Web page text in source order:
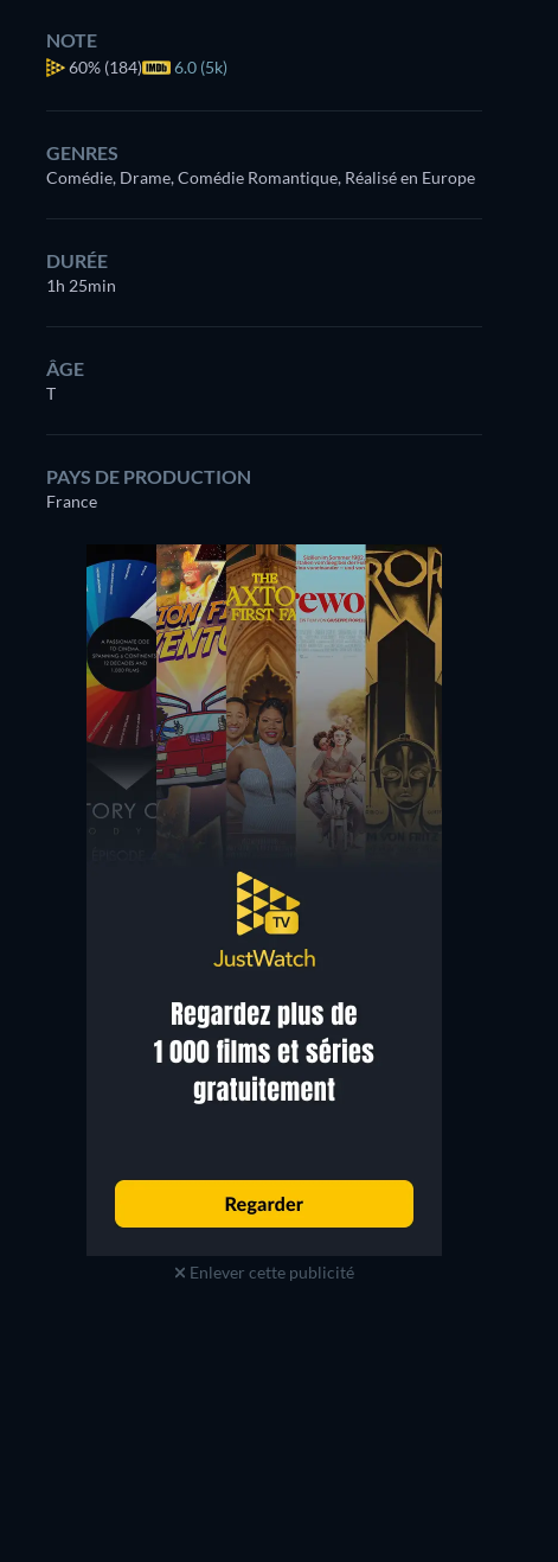
NOTE
60% (184) 6.0 (5k)
GENRES
Comédie, Drame, Comédie Romantique, Réalisé en Europe
DURÉE
1h 25min
ÂGE
T
PAYS DE PRODUCTION
France
Enlever cette publicité